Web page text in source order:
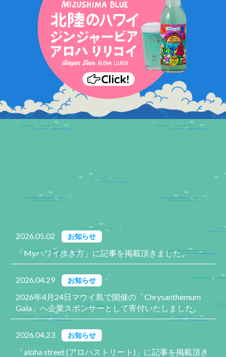
2026.05.02 お知らせ
「Myハワイ歩き方」に記事を掲載頂きました。
2026.04.29 お知らせ
2026年4月24日マウイ島で開催の「Chrysanthemum
Gala」へ企業スポンサーとして寄付いたしました。
2026.04.23 お知らせ
「aloha street (アロハストリート)」に記事を掲載頂き